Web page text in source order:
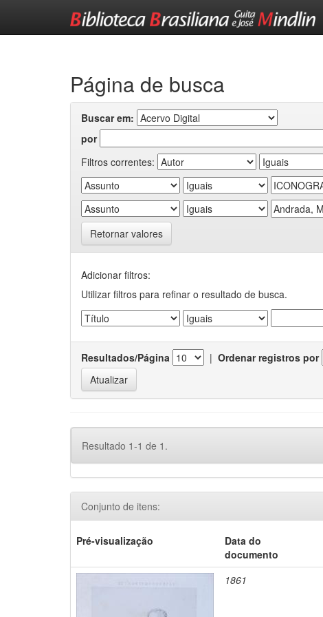
Página de busca
Buscar em:
por
Filtros correntes:
Retornar valores
Adicionar filtros:
Utilizar filtros para refinar o resultado de busca.
Resultados/Página | Ordenar registros por
Resultado 1-1 de 1.
Conjunto de itens:
Pré-visualização
Data do
documento
1861